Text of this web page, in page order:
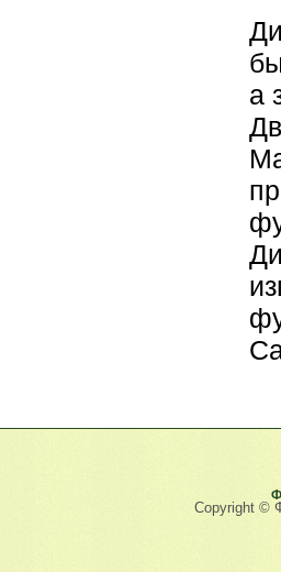
а
Copyright ©